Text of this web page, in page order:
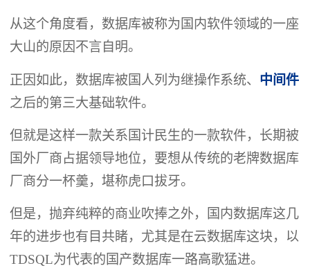
从这个角度看，数据库被称为国内软件领域的一座
大山的原因不言自明。
正因如此，数据库被国人列为继操作系统、 中间件
之后的第三大基础软件。
但就是这样一款关系国计民生的一款软件，长期被
国外厂商占据领导地位，要想从传统的老牌数据库
厂商分一杯羹，堪称虎口拔牙。
但是，抛弃纯粹的商业吹捧之外，国内数据库这几
年的进步也有目共睹，尤其是在云数据库这块，以
TDSQL为代表的国产数据库一路高歌猛进。